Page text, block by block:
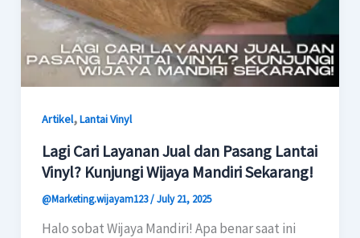
Artikel,Lantai Vinyl
Lagi Cari Layanan Jual dan Pasang Lantai
Vinyl? Kunjungi Wijaya Mandiri Sekarang!
@Marketing.wijayam123/July 21, 2025
Halo sobat Wijaya Mandiri! Apa benar saat ini